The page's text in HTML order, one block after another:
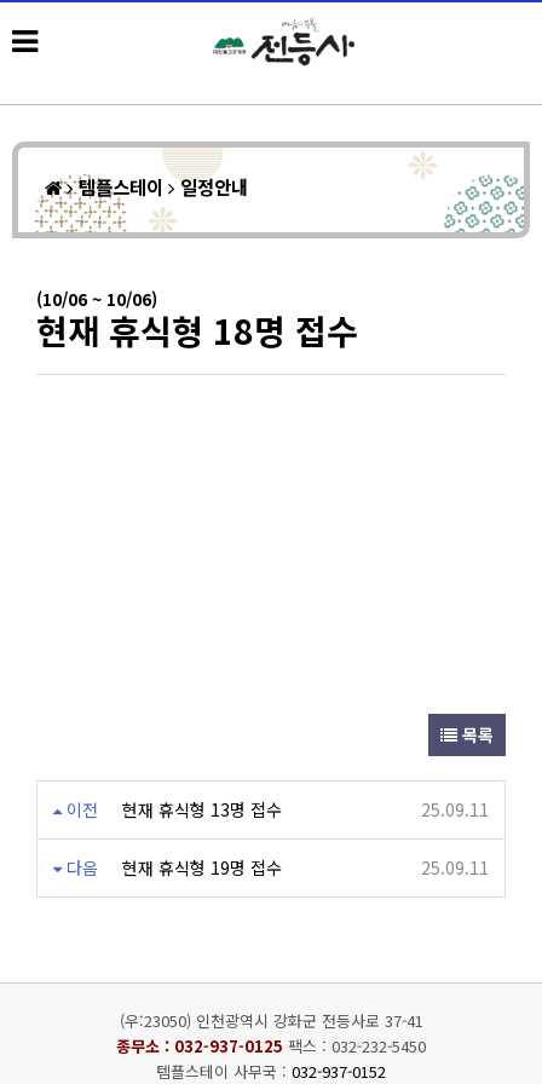
템플스테이 일정안내
(10/06 ~ 10/06)
현재 휴식형 18명 접수
목록
이전 현재 휴식형 13명 접수 25.09.11
다음 현재 휴식형 19명 접수 25.09.11
(우:23050) 인천광역시 강화군 전등사로 37-41
종무소 : 032-937-0125 팩스 : 032-232-5450
템플스테이 사무국 : 032-937-0152